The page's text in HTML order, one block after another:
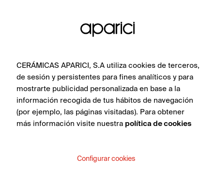
CERÁMICAS APARICI, S.A utiliza cookies de terceros,
de sesión y persistentes para fines analíticos y para
mostrarte publicidad personalizada en base a la
información recogida de tus hábitos de navegación
(por ejemplo, las páginas visitadas). Para obtener
más información visite nuestra política de cookies
Configurar cookies